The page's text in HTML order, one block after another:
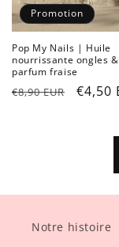
Promotion
Pop My Nails | Huile
nourrissante ongles
parfum fraise
Prix
€8,90 EUR
Prix
€4,50
Notre histoire